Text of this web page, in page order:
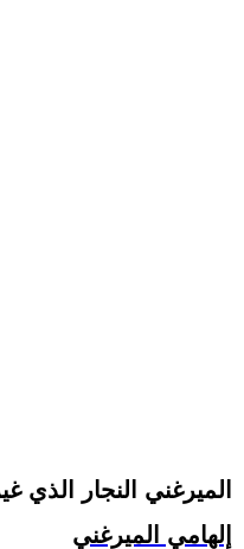
الميرغني النجار الذي
إلهامي الميرغني